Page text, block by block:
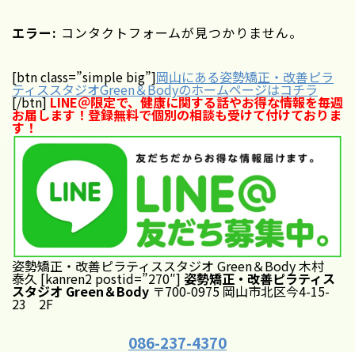
エラー: コンタクトフォームが見つかりません。
[btn class=”simple big”]岡山にある姿勢矯正・改善ピラ
ティススタジオGreen＆Bodyのホームページはコチラ
[/btn]LINE＠限定で、健康に関する話やお得な情報を毎週
お届します！登録無料で個別の相談も受けて付けておりま
す！
姿勢矯正・改善ピラティススタジオ Green＆Body 木村
泰久 [kanren2 postid=”270″] 姿勢矯正・改善ピラティス
スタジオ Green＆Body 〒700-0975 岡山市北区今4-15-
23 2F
086-237-4370